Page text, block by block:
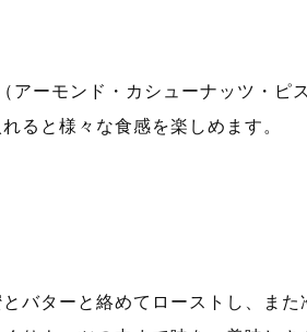
アーモンド・カシューナッツ・ピ
ると様々な食感を楽しめます。
バターと絡めてローストし、また